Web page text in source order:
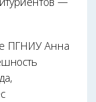
ПГНИУ Анна